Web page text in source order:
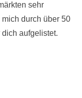
sehr
durch über 50
aufgelistet.